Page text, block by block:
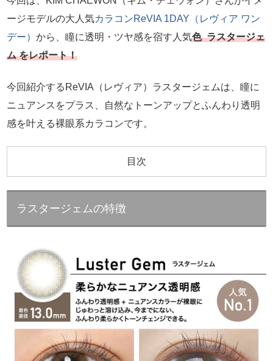
ージモデルの大人気カラコンReVIA 1DAY（レヴィア ワン
デー） から、瞳に透明・ツヤ感を宿す人気色 ラスタージェ
ム をレポート！
今回紹介するReVIA（レヴィア）ラスタージェムは、瞳に
ニュアンスをプラス、自然なトーンアップとふんわり透明
感を叶える裸眼系カラコンです。
目次
ラスタージェムの特徴